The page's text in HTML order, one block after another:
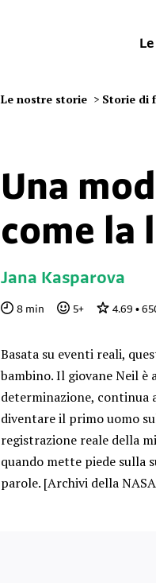
Le nostre storie > Storie di
Una
come la
Jana Kasparova
8 min 5+ 4.69 •
Basata su eventi reali,
bambino. Il giovane Neil è
determinazione, continua
diventare il primo uomo
registrazione reale della
quando mette piede sulla
parole. [Archivi della